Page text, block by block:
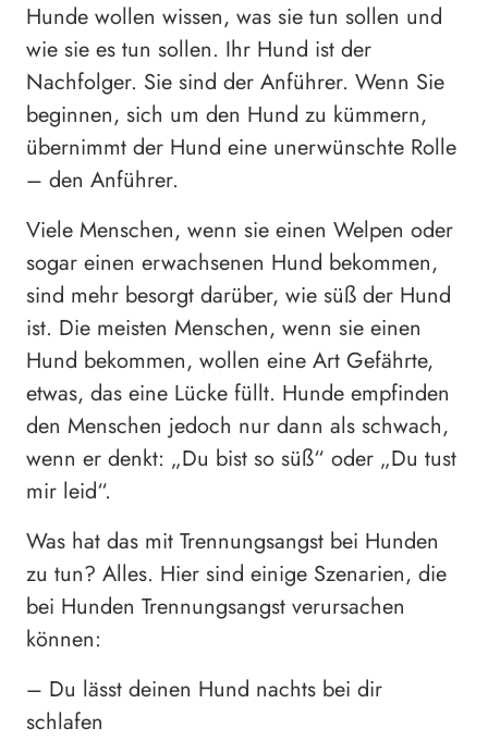
Hunde wollen wissen, was sie tun sollen und
wie sie es tun sollen. Ihr Hund ist der
Nachfolger. Sie sind der Anführer. Wenn Sie
beginnen, sich um den Hund zu kümmern,
übernimmt der Hund eine unerwünschte Rolle
– den Anführer.
Viele Menschen, wenn sie einen Welpen oder
sogar einen erwachsenen Hund bekommen,
sind mehr besorgt darüber, wie süß der Hund
ist. Die meisten Menschen, wenn sie einen
Hund bekommen, wollen eine Art Gefährte,
etwas, das eine Lücke füllt. Hunde empfinden
den Menschen jedoch nur dann als schwach,
wenn er denkt: „Du bist so süß“ oder „Du tust
mir leid“.
Was hat das mit Trennungsangst bei Hunden
zu tun? Alles. Hier sind einige Szenarien, die
bei Hunden Trennungsangst verursachen
können:
– Du lässt deinen Hund nachts bei dir
schlafen